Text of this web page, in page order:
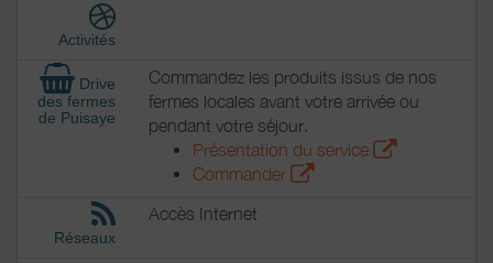
Activités
Drive
des fermes
de Puisaye
Commandez les produits issus de nos
fermes locales avant votre arrivée ou
pendant votre séjour.
Présentation du service
Commander
Réseaux
Accès Internet